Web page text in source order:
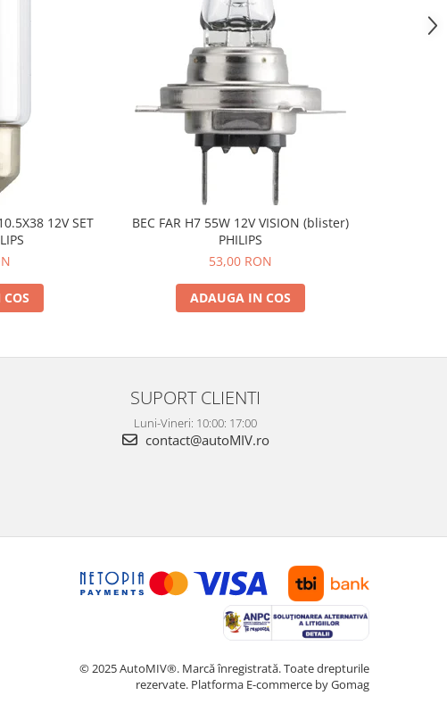
12V SET
BEC FAR H7 55W 12V VISION (blister)
PHILIPS
53,00 RON
ADAUGA IN COS
SUPORT CLIENTI
Luni-Vineri: 10:00: 17:00
contact@autoMIV.ro
© 2025 AutoMIV®. Marcă înregistrată. Toate drepturile
rezervate. Platforma E-commerce by Gomag